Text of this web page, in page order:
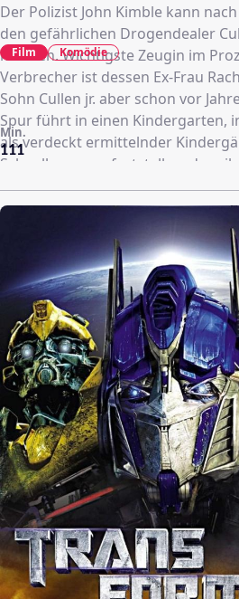
Der Polizist John Kimble kann
den gefährlichen Drogendealer
machen. Wichtigste Zeugin im
Verbrecher ist dessen Ex-Frau
Sohn Cullen jr. aber schon vor
Spur führt in einen Kindergarten,
als verdeckt ermittelnder
Schnell muss er feststellen, dass
Vorschulkinder mehr abverlangen
Schwerverbrecher. Aber als
Kimble, wie man sich Respekt
versucht Crisps Ex-Frau und
kümmert er sich um die Ordnung
Seine kleinen Schützlinge sollen
Leben lernen.
111
Min.
Film Komödie